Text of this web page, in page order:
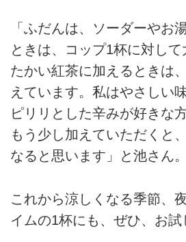
「ふだんは、ソーダーやお
ときは、コップ1杯に対し
たかい紅茶に加えるときは
えています。私はやさしい
ピリリとした辛みが好きな
もう少し加えていただくと
なると思います」と池さん。
これから涼しくなる季節、
イムの1杯にも、ぜひ、お試